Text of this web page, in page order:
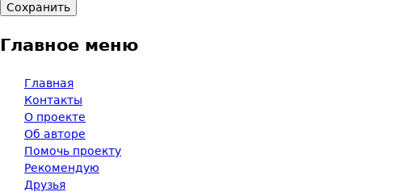
Главное меню
Главная
Контакты
О проекте
Об авторе
Помочь проекту
Рекомендую
Друзья